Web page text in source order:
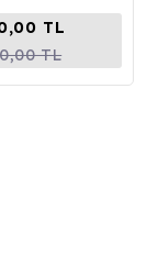
TL
TL